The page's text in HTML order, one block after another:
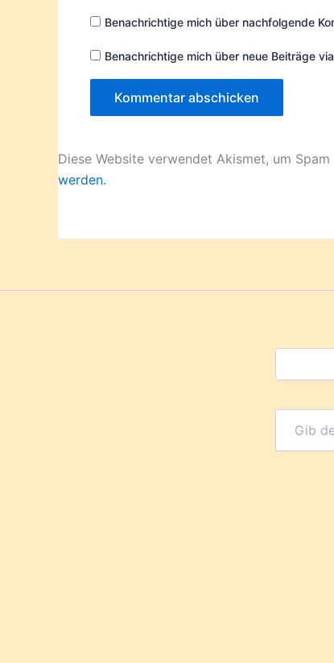
Benachrichtige mich über nachfolgende
Benachrichtige mich über neue Beiträge
Diese Website verwendet Akismet, um
werden.